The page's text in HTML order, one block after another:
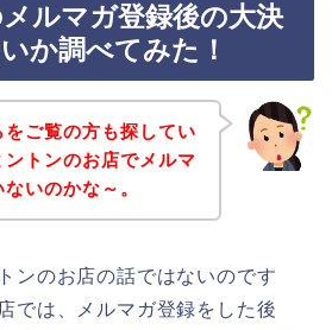
ルマガ登録後の大決
か調べてみた！
ご覧の方も探してい
トンのお店でメルマ
いのかな～。
ンのお店の話ではないのです
では、メルマガ登録をした後